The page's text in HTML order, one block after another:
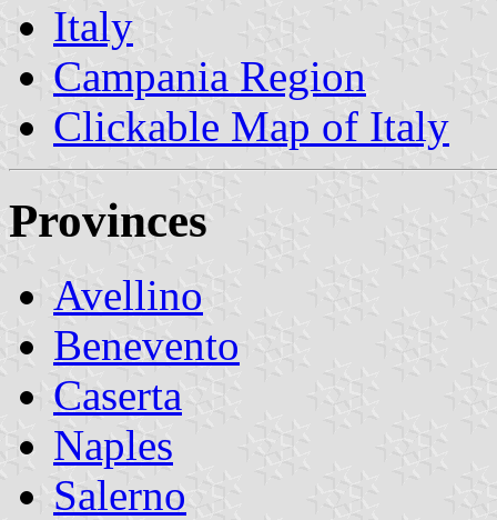
Italy
Campania Region
Clickable Map of Italy
Provinces
Avellino
Benevento
Caserta
Naples
Salerno